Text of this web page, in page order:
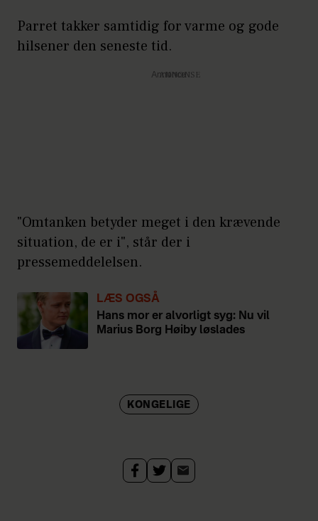
Parret takker samtidig for varme og gode
hilsener den seneste tid.
Annonce
"Omtanken betyder meget i den krævende
situation, de er i", står der i
pressemeddelelsen.
LÆS OGSÅ
Hans mor er alvorligt syg: Nu vil
Marius Borg Høiby løslades
KONGELIGE